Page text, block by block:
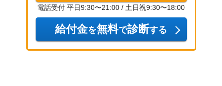
電話受付 平日9:30〜21:00 / 土日祝9:30〜18:00
給付金を無料で診断する